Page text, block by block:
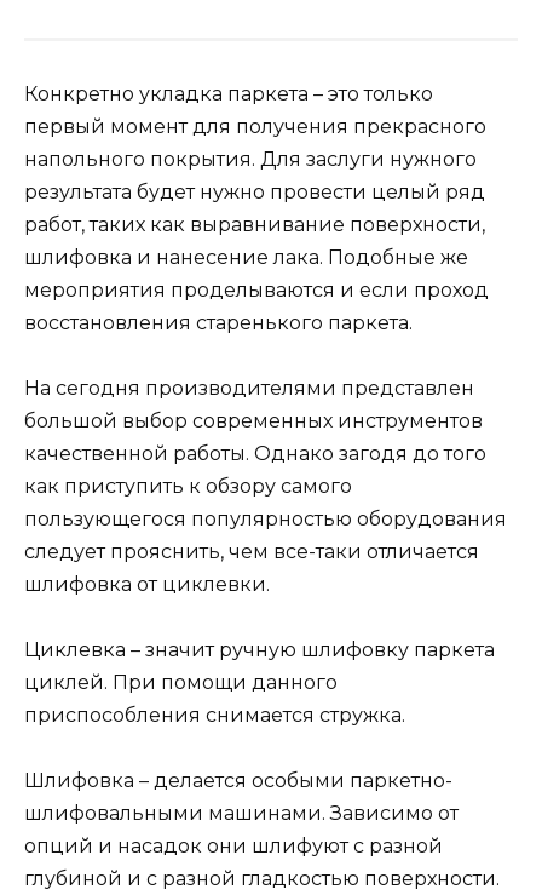
Конкретно укладка паркета – это только
первый момент для получения прекрасного
напольного покрытия. Для заслуги нужного
результата будет нужно провести целый ряд
работ, таких как выравнивание поверхности,
шлифовка и нанесение лака. Подобные же
мероприятия проделываются и если проход
восстановления старенького паркета.
На сегодня производителями представлен
большой выбор современных инструментов
качественной работы. Однако загодя до того
как приступить к обзору самого
пользующегося популярностью оборудования
следует прояснить, чем все-таки отличается
шлифовка от циклевки.
Циклевка – значит ручную шлифовку паркета
циклей. При помощи данного
приспособления снимается стружка.
Шлифовка – делается особыми паркетно-
шлифовальными машинами. Зависимо от
опций и насадок они шлифуют с разной
глубиной и с разной гладкостью поверхности.